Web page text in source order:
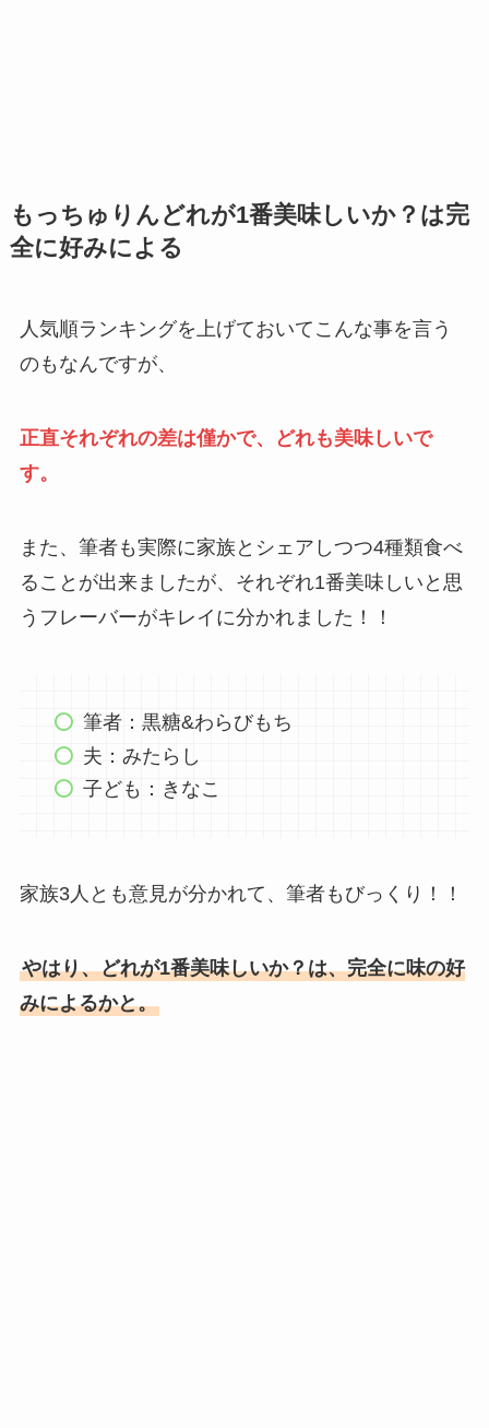
もっちゅりんどれが1番美味しいか？は完
全に好みによる
人気順ランキングを上げておいてこんな事を言う
のもなんですが、
正直それぞれの差は僅かで、どれも美味しいで
す。
また、筆者も実際に家族とシェアしつつ4種類食べ
ることが出来ましたが、それぞれ1番美味しいと思
うフレーバーがキレイに分かれました！！
筆者：黒糖&わらびもち
夫：みたらし
子ども：きなこ
家族3人とも意見が分かれて、筆者もびっくり！！
やはり、どれが1番美味しいか？は、完全に味の好
みによるかと。